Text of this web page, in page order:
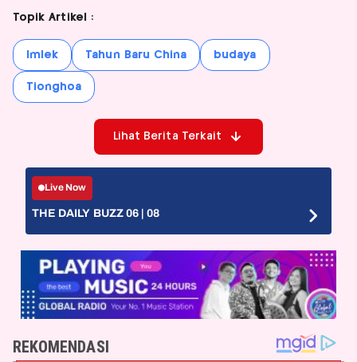
Topik Artikel :
Imlek Tahun Baru China budaya
Tionghoa
Lihat Berita Terkait
Live Now
THE DAILY BUZZ 06 | 08